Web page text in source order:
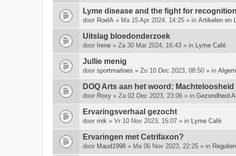
Lyme disease and the fight for
door RoelA » Ma 15 Apr 2024, 14:25 » in Artikelen en
Uitslag bloedonderzoek
door Irene » Za 30 Mar 2024, 16:43 » in Lyme Café
Jullie menig
door sportmarloes » Zo 10 Dec 2023, 08:50 » in
DOQ Arts aan het woord:
door Roxy » Za 02 Dec 2023, 23:06 » in Gezondheid
Ervaringsverhaal gezocht
door mik » Vr 10 Nov 2023, 15:07 » in Lyme Café
Ervaringen met Cetrifaxon?
door Maud1998 » Ma 06 Nov 2023, 22:25 » in